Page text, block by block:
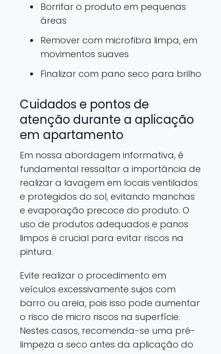
Borrifar o produto em pequenas
áreas
Remover com microfibra limpa, em
movimentos suaves
Finalizar com pano seco para brilho
Cuidados e pontos de
atenção durante a aplicação
em apartamento
Em nossa abordagem informativa, é
fundamental ressaltar a importância de
realizar a lavagem em locais ventilados
e protegidos do sol, evitando manchas
e evaporação precoce do produto. O
uso de produtos adequados e panos
limpos é crucial para evitar riscos na
pintura.
Evite realizar o procedimento em
veículos excessivamente sujos com
barro ou areia, pois isso pode aumentar
o risco de micro riscos na superfície.
Nestes casos, recomenda-se uma pré-
limpeza a seco antes da aplicação do